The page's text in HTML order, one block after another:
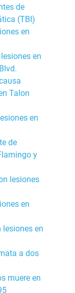
de
(TBI)
en
en
Talon
en
de
y
lesiones
en
lesiones en
a dos
muere en